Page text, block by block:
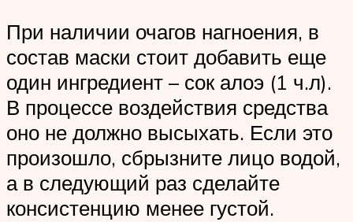
При наличии очагов нагноения, в
состав маски стоит добавить еще
один ингредиент – сок алоэ (1 ч.л).
В процессе воздействия средства
оно не должно высыхать. Если это
произошло, сбрызните лицо водой,
а в следующий раз сделайте
консистенцию менее густой.